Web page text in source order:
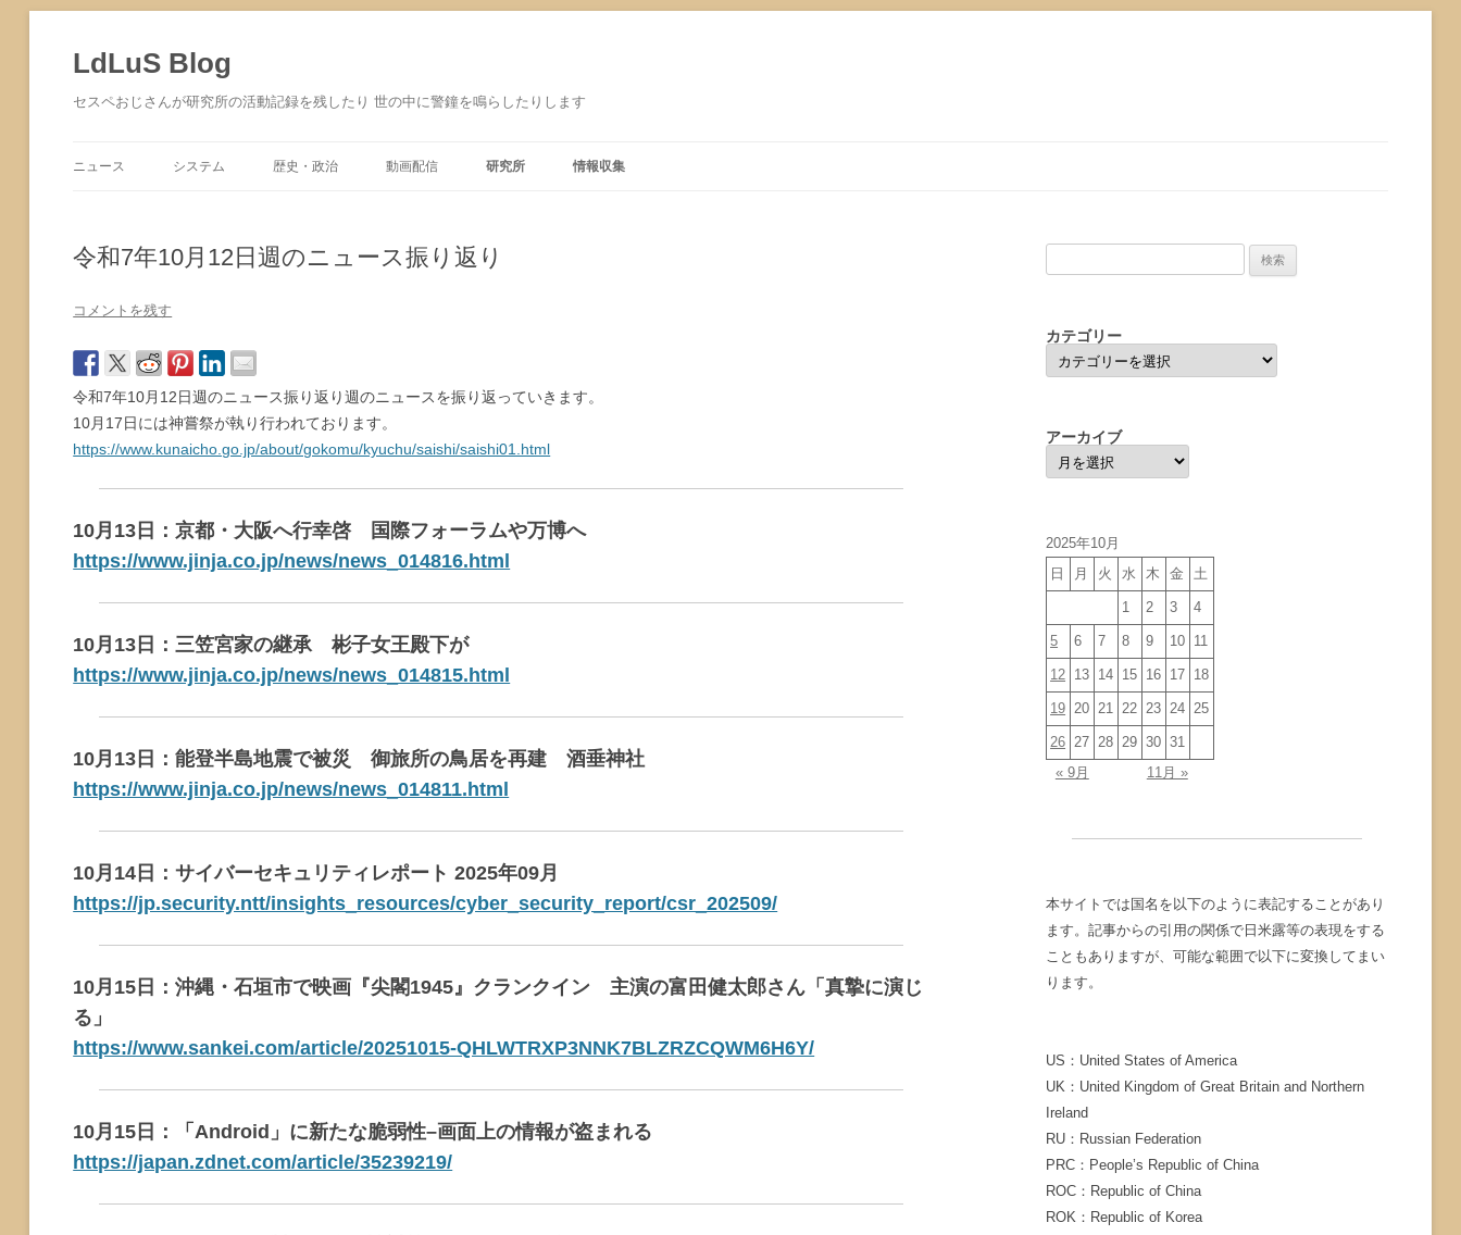
ツ
へ
ス
LdLuS Blog
セスペおじさんが研究所の活動記録を残したり 世の中に警鐘を鳴らしたりします
ニュース システム 歴史・政治 動画配信 研究所 情報収集
令和7年10月12日週のニュース振り返り
コメントを残す
令和7年10月12日週のニュース振り返り週のニュースを振り返っていきます。
10月17日には神嘗祭が執り行われております。
https://www.kunaicho.go.jp/about/gokomu/kyuchu/saishi/saishi01.html
10月13日：京都・大阪へ行幸啓 国際フォーラムや万博へ
https://www.jinja.co.jp/news/news_014816.html
10月13日：三笠宮家の継承 彬子女王殿下が
https://www.jinja.co.jp/news/news_014815.html
10月13日：能登半島地震で被災 御旅所の鳥居を再建 酒垂神社
https://www.jinja.co.jp/news/news_014811.html
10月14日：サイバーセキュリティレポート 2025年09月
https://jp.security.ntt/insights_resources/cyber_security_report/csr_202509/
10月15日：沖縄・石垣市で映画『尖閣1945』クランクイン 主演の富田健太郎さん「真摯に演じ
る」
https://www.sankei.com/article/20251015-QHLWTRXP3NNK7BLZRZCQWM6H6Y/
10月15日：「Android」に新たな脆弱性–画面上の情報が盗まれる
https://japan.zdnet.com/article/35239219/
カテゴリー
カ
テ
ゴ
アーカイブ
ア
ー
カ
2025年10月
日
月 火 水 木 金 土
1 2 3 4
5 6 7 8 9 10 11
12 13 14 15 16 17 18
19 20 21 22 23 24 25
26 27 28 29 30 31
« 9月
11月 »
本サイトでは国名を以下のように表記することがあり
ます。記事からの引用の関係で日米露等の表現をする
こともありますが、可能な範囲で以下に変換してまい
ります。
US：United States of America
UK：United Kingdom of Great Britain and Northern
Ireland
RU：Russian Federation
PRC：People’s Republic of China
ROC：Republic of China
ROK：Republic of Korea